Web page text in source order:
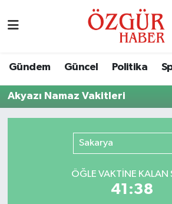
Gündem Güncel Politika
Akyazı Namaz Vakitleri
Sakarya
ÖĞLE VAKTİNE KALAN
41:38
Ekonomi
Nöbetçi Eczaneler
Trafik Durumu